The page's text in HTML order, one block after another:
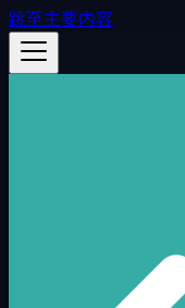
跳至主要内容